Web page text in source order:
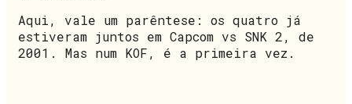
Aqui, vale um parêntese: os quatro já
estiveram juntos em Capcom vs SNK 2, de
2001. Mas num KOF, é a primeira vez.